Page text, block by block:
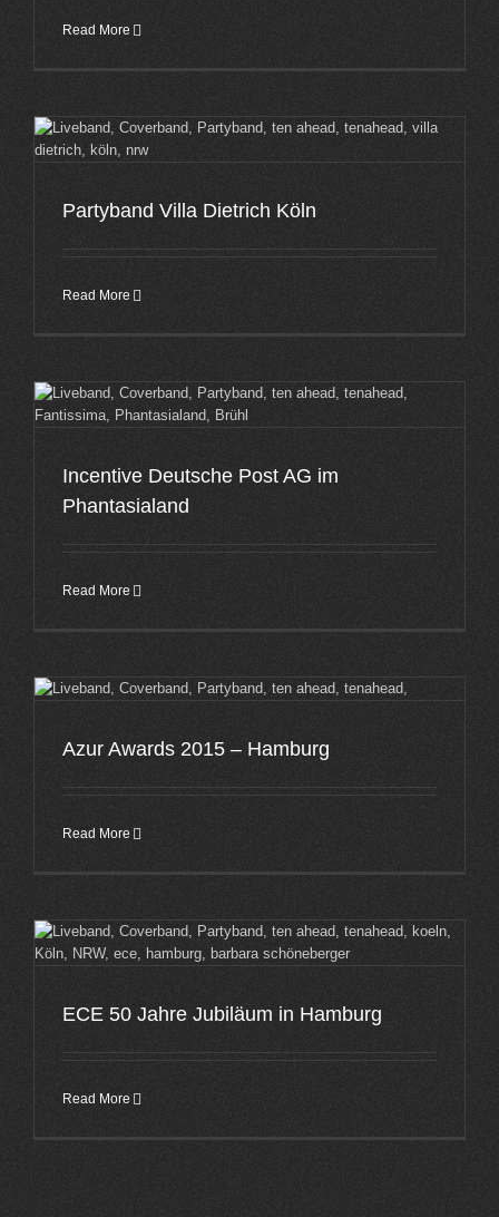
Read More
Partyband Villa Dietrich Köln
Read More
Incentive Deutsche Post AG im
Phantasialand
Read More
Azur Awards 2015 – Hamburg
Read More
ECE 50 Jahre Jubiläum in Hamburg
Read More